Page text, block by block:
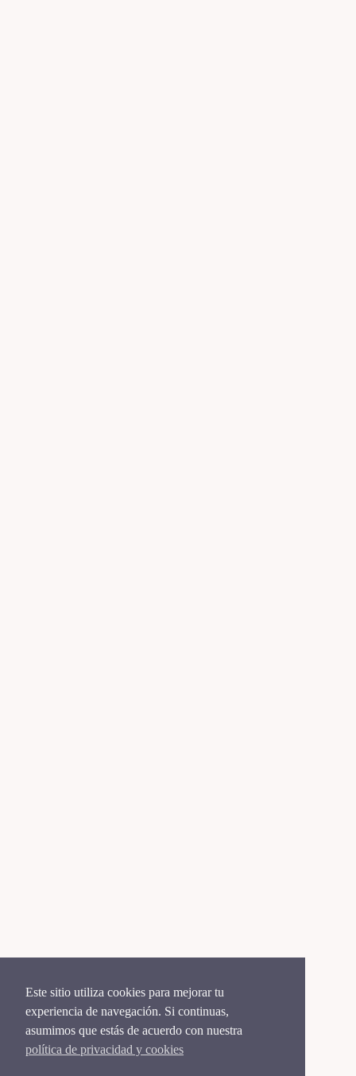
Este sitio utiliza cookies para mejorar tu
experiencia de navegación. Si continuas,
asumimos que estás de acuerdo con nuestra
política de privacidad y cookies